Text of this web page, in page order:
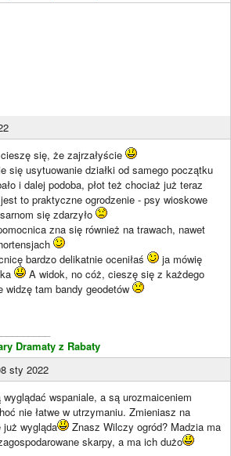
się, że zajrzałyście
się usytuowanie działki od samego początku
i dalej podoba, płot też chociaż już teraz
to praktyczne ogrodzenie - psy wioskowe
się zdarzyło
zna się również na trawach, nawet
bardzo delikatnie oceniłaś
ja mówię
A widok, no cóż, cieszę się z każdego
widzę tam bandy geodetów
Dramaty z Rabaty
sty 2022
wspaniale, a są urozmaiceniem
nie łatwe w utrzymaniu. Zmieniasz na
wygląda
Znasz Wilczy ogród? Madzia ma
skarpy, a ma ich dużo